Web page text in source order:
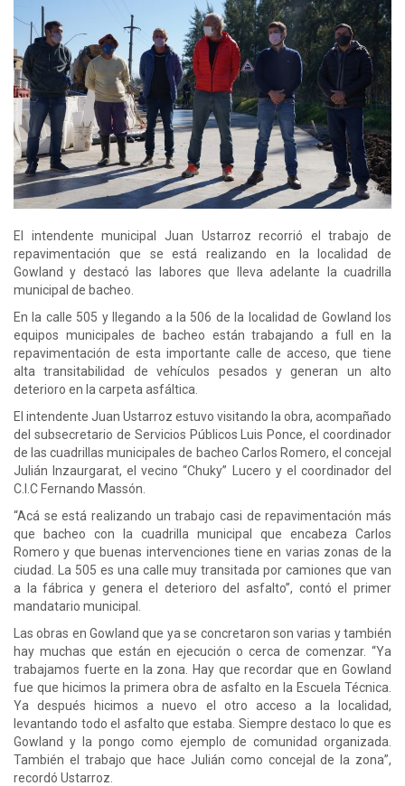
El intendente municipal Juan Ustarroz recorrió el trabajo de
repavimentación que se está realizando en la localidad de
Gowland y destacó las labores que lleva adelante la cuadrilla
municipal de bacheo.
En la calle 505 y llegando a la 506 de la localidad de Gowland los
equipos municipales de bacheo están trabajando a full en la
repavimentación de esta importante calle de acceso, que tiene
alta transitabilidad de vehículos pesados y generan un alto
deterioro en la carpeta asfáltica.
El intendente Juan Ustarroz estuvo visitando la obra, acompañado
del subsecretario de Servicios Públicos Luis Ponce, el coordinador
de las cuadrillas municipales de bacheo Carlos Romero, el concejal
Julián Inzaurgarat, el vecino “Chuky” Lucero y el coordinador del
C.I.C Fernando Massón.
“Acá se está realizando un trabajo casi de repavimentación más
que bacheo con la cuadrilla municipal que encabeza Carlos
Romero y que buenas intervenciones tiene en varias zonas de la
ciudad. La 505 es una calle muy transitada por camiones que van
a la fábrica y genera el deterioro del asfalto”, contó el primer
mandatario municipal.
Las obras en Gowland que ya se concretaron son varias y también
hay muchas que están en ejecución o cerca de comenzar. “Ya
trabajamos fuerte en la zona. Hay que recordar que en Gowland
fue que hicimos la primera obra de asfalto en la Escuela Técnica.
Ya después hicimos a nuevo el otro acceso a la localidad,
levantando todo el asfalto que estaba. Siempre destaco lo que es
Gowland y la pongo como ejemplo de comunidad organizada.
También el trabajo que hace Julián como concejal de la zona”,
recordó Ustarroz.